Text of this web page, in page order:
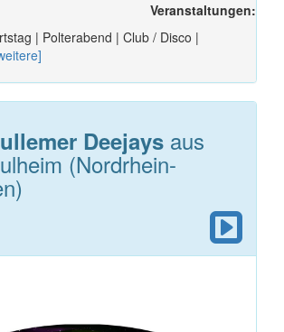
Veranstaltungen:
| Polterabend | Club / Disco |
Deejays aus
(Nordrhein-